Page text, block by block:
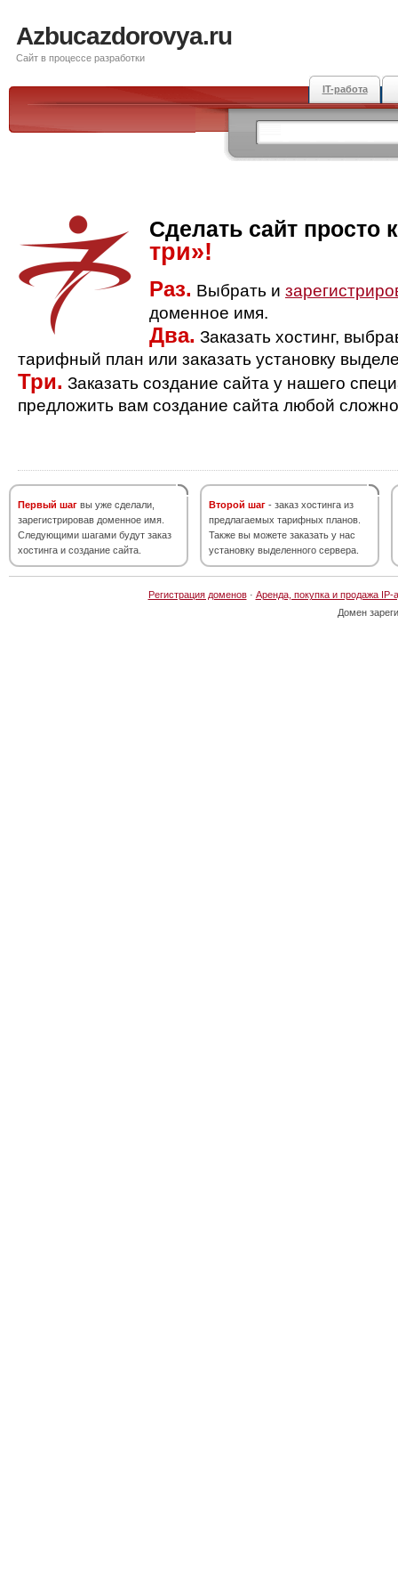
Azbucazdorovya.ru
Сайт в процессе разработки
IT-работа
Сделать сайт просто
три»!
Раз. Выбрать и
доменное имя.
Два. Заказать хостинг,
тарифный план или заказать установку
Три. Заказать создание сайта у нашего
предложить вам создание сайта любой
Первый шаг вы уже сделали,
зарегистрировав доменное имя.
Следующими шагами будут заказ
хостинга и создание сайта.
Второй шаг - заказ хостинга из
предлагаемых тарифных планов.
Также вы можете заказать у нас
установку выделенного сервера.
Регистрация доменов· Аренда, покупка и продажа IP-
Домен